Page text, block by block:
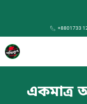
+8801733
একমাত্র